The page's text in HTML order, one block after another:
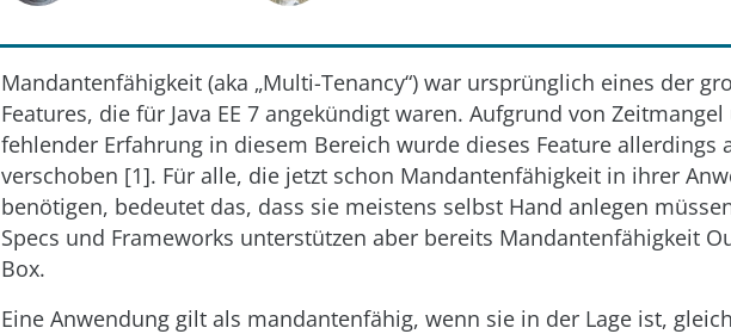
Mandantenfähigkeit (aka „Multi-Tenancy“) war ursprünglich eines der
Features, die für Java EE 7 angekündigt waren. Aufgrund von Zeitmangel
fehlender Erfahrung in diesem Bereich wurde dieses Feature allerdings
verschoben [1]. Für alle, die jetzt schon Mandantenfähigkeit in ihrer
benötigen, bedeutet das, dass sie meistens selbst Hand anlegen
Specs und Frameworks unterstützen aber bereits Mandantenfähigkeit
Box.
Eine Anwendung gilt als mandantenfähig, wenn sie in der Lage ist,